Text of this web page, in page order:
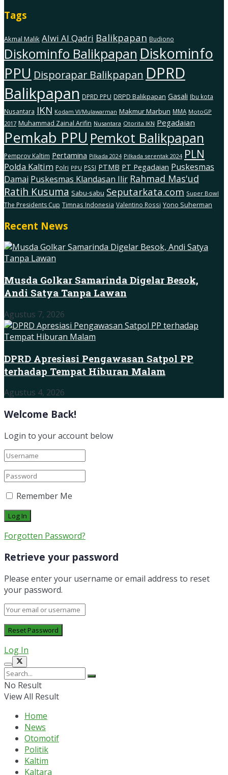
Tags
Akmal Malik Alwi Al Qadri Balikpapan Budiono
Diskominfo Balikpapan Diskominfo
PPU Disporapar Balikpapan DPRD
Balikpapan DPRD PPU DRPD Balikpapan Gasali Ibu kota
Nusantara IKN Kodam Vl/Mulawarman Makmur Marbun MMA MotoGP
2017 Muhammad Zainal Arifin Nusantara Otorita IKN Pegadaian
Pemkab PPU Pemkot Balikpapan
Pemprov Kaltim Pertamina Pilkada 2024 Pilkada serentak 2024 PLN
Polda Kaltim Polri PPU PSSI PTMB PT Pegadaian Puskesmas
Damai Puskesmas Klandasan Ilir Rahmad Mas'ud
Ratih Kusuma Sabu-sabu Seputarkata.com Super Bowl
The Presidents Cup Timnas Indonesia Valentino Rossi Yono Suherman
Recent News
Musda Golkar Samarinda Digelar Besok,
Andi Satya Tanpa Lawan
Agustus 7, 2026
DPRD Apresiasi Pengawasan Satpol PP
terhadap Tempat Hiburan Malam
Agustus 4, 2026
Welcome Back!
Login to your account below
Remember Me
Forgotten Password?
Retrieve your password
Please enter your username or email address to reset
your password.
Log In
No Result
View All Result
Home
News
Otomotif
Politik
Kaltim
Kaltara